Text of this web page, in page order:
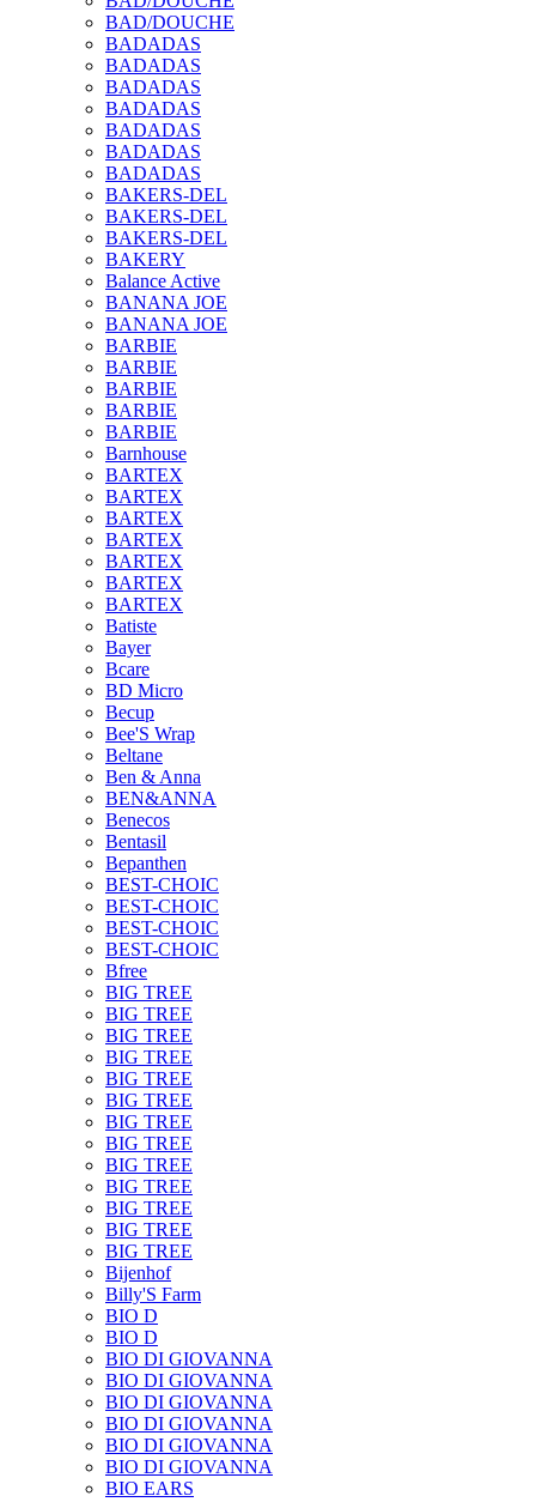
BAD/DOUCHE
BADADAS
BADADAS
BADADAS
BADADAS
BADADAS
BADADAS
BADADAS
BAKERS-DEL
BAKERS-DEL
BAKERS-DEL
BAKERY
Balance Active
BANANA JOE
BANANA JOE
BARBIE
BARBIE
BARBIE
BARBIE
BARBIE
Barnhouse
BARTEX
BARTEX
BARTEX
BARTEX
BARTEX
BARTEX
BARTEX
Batiste
Bayer
Bcare
BD Micro
Becup
Bee'S Wrap
Beltane
Ben & Anna
BEN&ANNA
Benecos
Bentasil
Bepanthen
BEST-CHOIC
BEST-CHOIC
BEST-CHOIC
BEST-CHOIC
Bfree
BIG TREE
BIG TREE
BIG TREE
BIG TREE
BIG TREE
BIG TREE
BIG TREE
BIG TREE
BIG TREE
BIG TREE
BIG TREE
BIG TREE
BIG TREE
Bijenhof
Billy'S Farm
BIO D
BIO D
BIO DI GIOVANNA
BIO DI GIOVANNA
BIO DI GIOVANNA
BIO DI GIOVANNA
BIO DI GIOVANNA
BIO DI GIOVANNA
BIO EARS